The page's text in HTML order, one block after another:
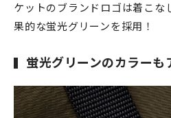
ケットのブランドロゴは着こな
果的な蛍光グリーンを採用！
蛍光グリーンのカラーも